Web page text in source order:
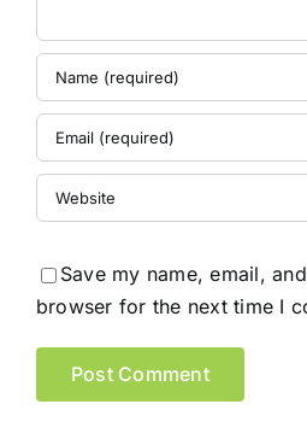
Save my name, email,
browser for the next time I